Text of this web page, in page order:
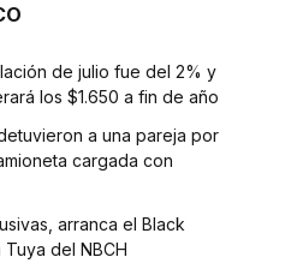
de julio fue del 2% y
los $1.650 a fin de año
a una pareja por
cargada con
arranca el Black
del NBCH